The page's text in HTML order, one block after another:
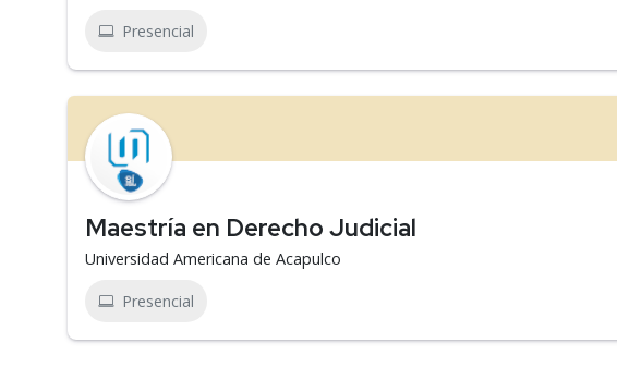
Presencial
Maestría en Derecho Judicial
Universidad Americana de Acapulco
Presencial